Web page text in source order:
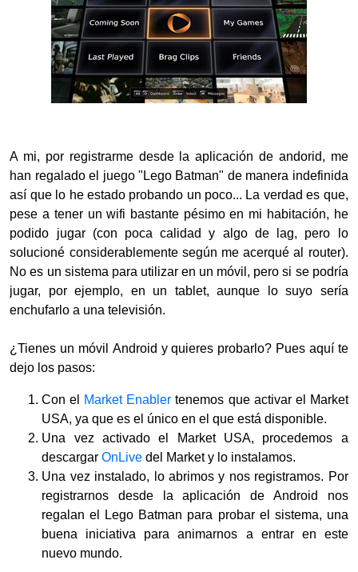
A mi, por registrarme desde la aplicación de andorid, me
han regalado el juego "Lego Batman" de manera indefinida
así que lo he estado probando un poco... La verdad es que,
pese a tener un wifi bastante pésimo en mi habitación, he
podido jugar (con poca calidad y algo de lag, pero lo
solucioné considerablemente según me acerqué al router).
No es un sistema para utilizar en un móvil, pero si se podría
jugar, por ejemplo, en un tablet, aunque lo suyo sería
enchufarlo a una televisión.
¿Tienes un móvil Android y quieres probarlo? Pues aquí te
dejo los pasos:
Con el Market Enabler tenemos que activar el Market
USA, ya que es el único en el que está disponible.
Una vez activado el Market USA, procedemos a
descargarOnLive del Market y lo instalamos.
Una vez instalado, lo abrimos y nos registramos. Por
registrarnos desde la aplicación de Android nos
regalan el Lego Batman para probar el sistema, una
buena iniciativa para animarnos a entrar en este
nuevo mundo.